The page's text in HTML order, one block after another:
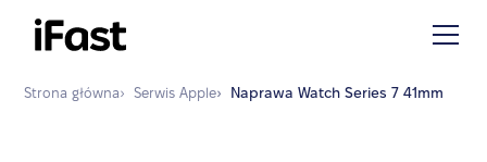
Strona główna› Serwis Apple› Naprawa Watch Series 7 41mm